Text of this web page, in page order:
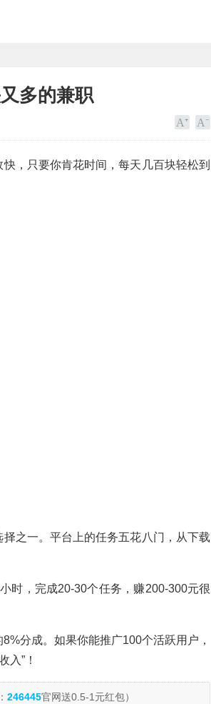
多的兼职
，只要你肯花时间，每天几百块轻松到
之一。平台上的任务五花八门，从下载
时，完成20-30个任务，赚200-300元很
分成。如果你能推广100个活跃用户，
入”！
246445官网送0.5-1元红包）